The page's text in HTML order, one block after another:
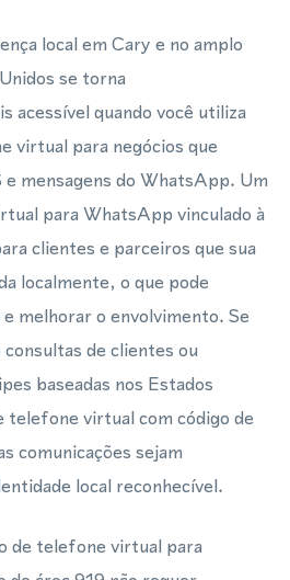
local em Cary e no amplo
se torna
acessível quando você utiliza
virtual para negócios que
e mensagens do WhatsApp. Um
para WhatsApp vinculado à
clientes e parceiros que sua
localmente, o que pode
melhorar o envolvimento. Se
de clientes ou
baseadas nos Estados
telefone virtual com código de
comunicações sejam
local reconhecível.
de telefone virtual para